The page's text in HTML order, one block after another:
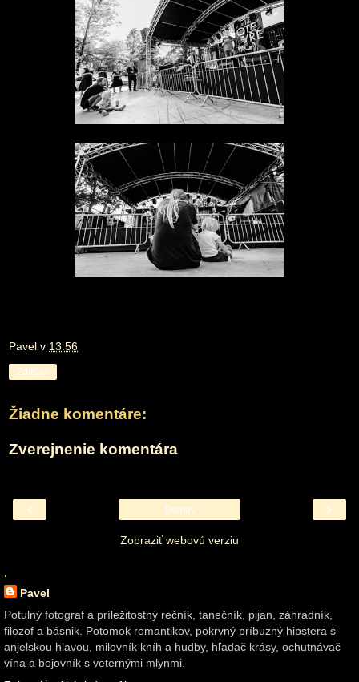
Pavel v 13:56
Zdieľať
Žiadne komentáre:
Zverejnenie komentára
‹ ›
Domov
Zobraziť webovú verziu
.
Pavel
Potulný fotograf a príležitostný rečník, tanečník, pijan, záhradník,
filozof a básnik. Potomok romantikov, pokrvný príbuzný hipstera s
anjelskou hlavou, milovník kníh a hudby, hľadač krásy, ochutnávač
vína a bojovník s veternými mlynmi.